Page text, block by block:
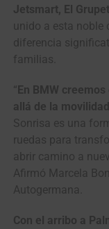
Jetsmart, El
unido a esta noble
diferencia
familias.
“En BMW
allá de la movilidad
Sonrisa es una
ruedas para
abrir camino a
Afirmó Marcela
Autogermana.
Con el arribo a